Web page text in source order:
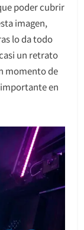
poder cubrir
imagen,
lo da todo
un retrato
momento de
en